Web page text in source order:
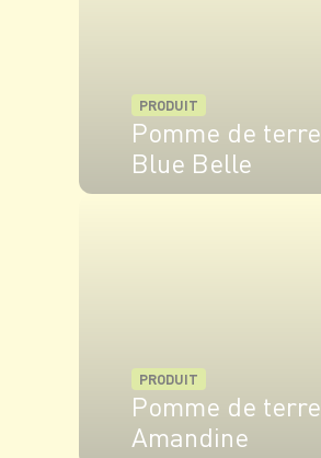
PRODUIT
Pomme de terre
Blue Belle
PRODUIT
Pomme de terre
Amandine